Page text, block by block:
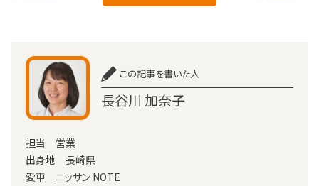
この記事を書いた人
長谷川 加奈子
担当 営業
出身地 長崎県
愛車 ニッサン NOTE